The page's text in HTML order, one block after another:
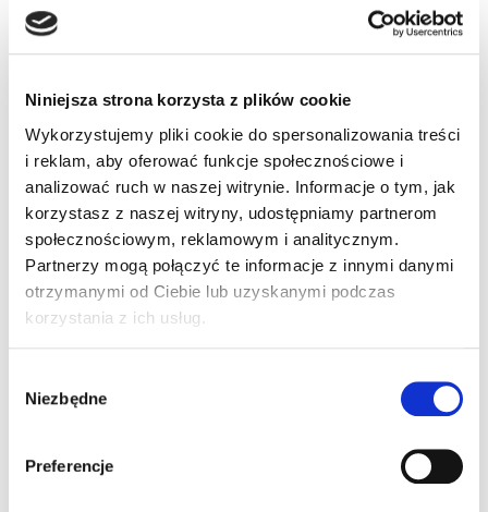
Niniejsza strona korzysta z plików cookie
Wykorzystujemy pliki cookie do spersonalizowania treści
i reklam, aby oferować funkcje społecznościowe i
analizować ruch w naszej witrynie. Informacje o tym, jak
korzystasz z naszej witryny, udostępniamy partnerom
społecznościowym, reklamowym i analitycznym.
Partnerzy mogą połączyć te informacje z innymi danymi
otrzymanymi od Ciebie lub uzyskanymi podczas
korzystania z ich usług.
zgody
Niezbędne
Preferencje
wpłynie 88 punktów karnych.
38-latek przyznał się do wszystkich popełnionych
wykroczeń, poddał się dobrowolnie karze proponując
za swoje wybryki 2500 grzywny, 500 zł na cel
charytatywny oraz 18 m-cy zakazu prowadzenia
pojazdów mechanicznych. Teraz sąd rozparzy jego
propozycję i podejmie decyzję o karze dla mężczyzny.
mur, źródło: KWP Gdańsk
w 4 minuty”